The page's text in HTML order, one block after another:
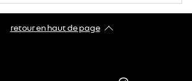
retour en haut de page​